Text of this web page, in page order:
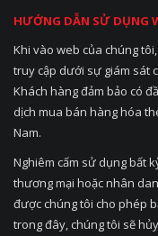
HƯỚNG DẪN SỬ DỤNG
Khi vào web của chúng
truy cập dưới sự giám sát
Khách hàng đảm bảo có
dịch mua bán hàng hóa
Nam.
Nghiêm cấm sử dụng bất
thương mại hoặc nhân
được chúng tôi cho phép
trong đây, chúng tôi sẽ